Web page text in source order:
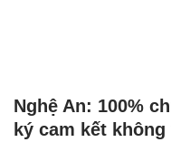
Nghệ An: 100%
ký cam kết